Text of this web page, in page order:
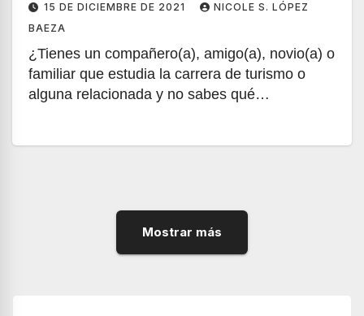
15 DE DICIEMBRE DE 2021
NICOLE S. LÓPEZ
BAEZA
¿Tienes un compañero(a), amigo(a), novio(a) o
familiar que estudia la carrera de turismo o
alguna relacionada y no sabes qué…
Mostrar más